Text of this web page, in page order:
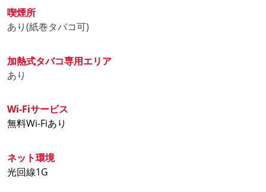
54番席に本格マッサージチェアあんま王を導入しまし
た。
紙たばこも喫煙可能な喫煙室を新設しました。
ダーツ練習3時間パック 1,020円(土日祝1,240円)※税
込
お子様無料実施中!
上記料金に+440円(税込)
3時間パック(土・日・祝) ¥1,420(税込)
9時間パック(土・日・祝) ¥2,950(税込)
12時間パック(土・日・祝) ¥3,250(税込)
6時間ナイトパック(金・土・祝前日) ¥2,130(税込)
9時間ナイトパック(金・土・祝前日) ¥2,740(税込)
12時間ナイトパック(金・土・祝前日) ¥3,250(税込)
【完全個室席】/(Talkyエリア)
(完全個室)3時間パック ¥1,480(税込)
喫煙所
あり(紙巻タバコ可)
加熱式タバコ専用エリア
あり
Wi-Fiサービス
無料Wi-Fiあり
ネット環境
光回線1G